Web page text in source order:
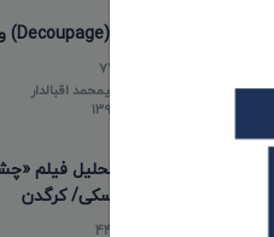
دکوپاژ (Decoupage) و دکوپاژ نویسی فیلم
علیمحمد اقبالدار
۱۳۹۸/۰۵/۱۸
آرونوفسکی/ کرگدن